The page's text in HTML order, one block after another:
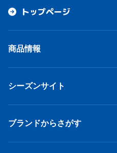
トップページ
商品情報
シーズンサイト
ブランドからさがす